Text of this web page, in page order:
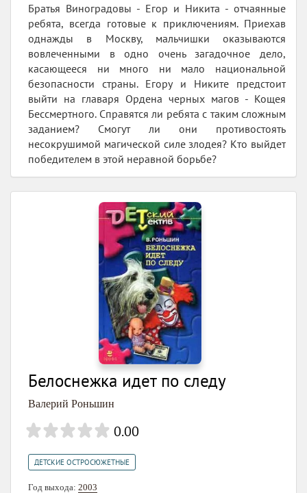
Братья Виноградовы - Егор и Никита - отчаянные
ребята, всегда готовые к приключениям. Приехав
однажды в Москву, мальчишки оказываются
вовлеченными в одно очень загадочное дело,
касающееся ни много ни мало национальной
безопасности страны. Егору и Никите предстоит
выйти на главаря Ордена черных магов - Кощея
Бессмертного. Справятся ли ребята с таким сложным
заданием? Смогут ли они противостоять
несокрушимой магической силе злодея? Кто выйдет
победителем в этой неравной борьбе?
Белоснежка идет по следу
Валерий Роньшин
0.00
ДЕТСКИЕ ОСТРОСЮЖЕТНЫЕ
Год выхода: 2003